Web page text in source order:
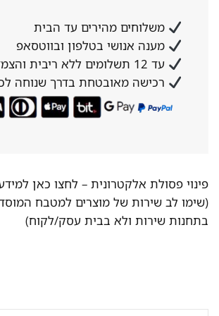
משלוחים מהירים עד הבית
מענה אנושי בטלפון ובווטסאפ
עד 12 תשלומים ללא ריבית והצמדה
רכישה מאובטחת בדרך שנוחה
פינוי פסולת אלקטרונית – לחצו כאן למידע
(שימו לב שירות של מוצרים למטבח
בתחנות שירות ולא בבית עסק/לקוח)